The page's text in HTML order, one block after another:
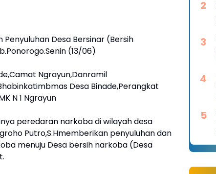
Desa Bersinar (Bersih
(13/06)
Ngrayun,Danramil
Desa Binade,Perangkat
N 1 Ngrayun
peredaran narkoba di wilayah desa
Putro,S.Hmemberikan penyuluhan dan
menuju Desa bersih narkoba (Desa